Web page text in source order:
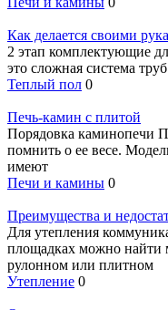
Как делается своими
2 этап комплектующие
это сложная система
Теплый пол 0
Печь-камин с плитой
Порядовка каминопечи
помнить о ее весе.
имеют
Печи и камины 0
Преимущества и
Для утепления
площадках можно найти
рулонном или плитном
Утепление 0